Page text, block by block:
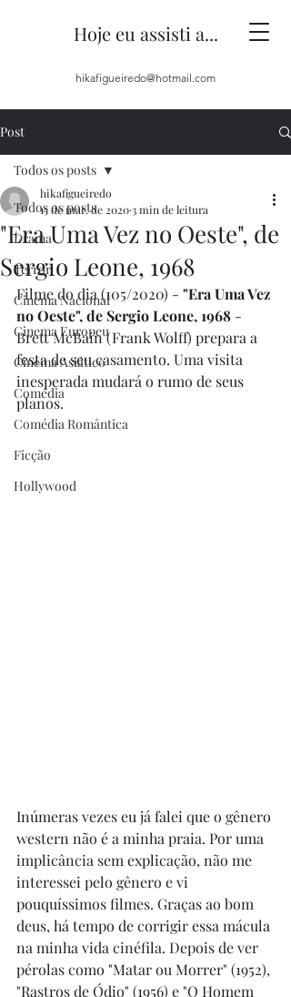
Hoje eu assisti a...
hikafigueiredo@hotmail.com
Post
Todos os posts
Drama
Terror
Cinema Nacional
Cinema Europeu
Cinema Asiático
Comédia
Comédia Romântica
Ficção
Hollywood
Todos os posts
"Era Uma Vez no Oeste", de
Sergio Leone, 1968
hikafigueiredo
15 de mar. de 20203 min de leitura
Filme do dia (105/2020) - "Era Uma Vez
no Oeste", de Sergio Leone, 1968 -
Brett McBain (Frank Wolff) prepara a
festa de seu casamento. Uma visita
inesperada mudará o rumo de seus
planos.
Inúmeras vezes eu já falei que o gênero
western não é a minha praia. Por uma
implicância sem explicação, não me
interessei pelo gênero e vi
pouquíssimos filmes. Graças ao bom
deus, há tempo de corrigir essa mácula
na minha vida cinéfila. Depois de ver
pérolas como "Matar ou Morrer" (1952),
"Rastros de Ódio" (1956) e "O Homem